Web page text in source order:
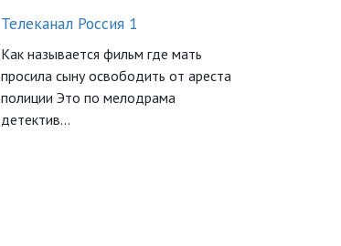
Телеканал Россия 1
Как называется фильм где мать
просила сыну освободить от ареста
полиции Это по мелодрама
детектив...